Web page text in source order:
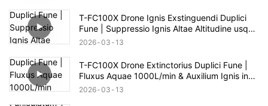
T-FC100X Drone Ignis Exstinguendi Duplici
Fune | Suppressio Ignis Altae Altitudine usque
ad 100m
2026 03 13
T-FC100X Drone Extinctorius Duplici Fune |
Fluxus Aquae 1000L/min & Auxilium Ignis in
Alto Alto 100m
2026 03 13